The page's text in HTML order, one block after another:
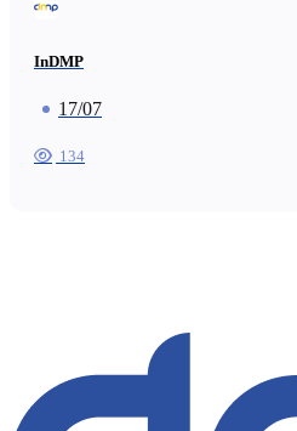
InDMP
17/07
134